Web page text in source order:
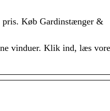
Køb Gardinstænger &
vinduer. Klik ind, læs